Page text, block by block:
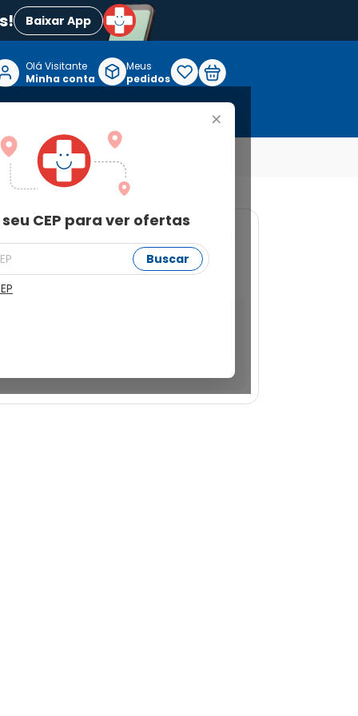
Baixar App
+
CEP para ver ofertas
Buscar
Olá Visitante
Minha conta
Meus
pedidos
Comfor 1 400g
ver ofertas